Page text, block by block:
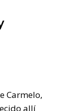
Carmelo,
allí